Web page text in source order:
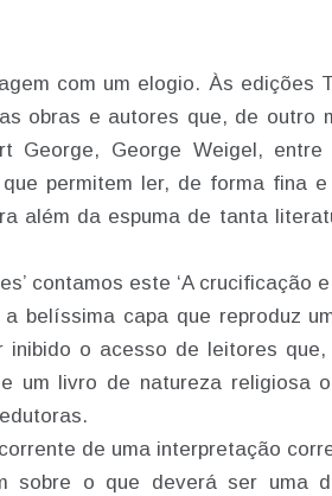
com um elogio. Às edições
obras e autores que, de outro
George, George Weigel,
permitem ler, de forma fina
além da espuma de tanta
contamos este ‘A crucificação
belíssima capa que reproduz
inibido o acesso de leitores que,
um livro de natureza religiosa
de uma interpretação
sobre o que deverá ser uma